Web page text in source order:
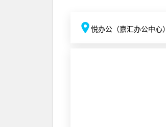
悦办公（嘉汇办公中心）